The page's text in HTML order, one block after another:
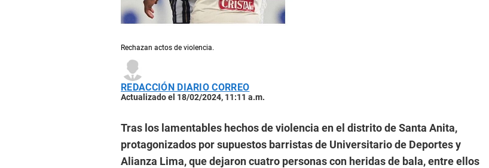
Rechazan actos de violencia.
REDACCIÓN DIARIO CORREO
Actualizado el 18/02/2024, 11:11 a.m.
Tras los lamentables hechos de violencia en el distrito de Santa Anita,
protagonizados por supuestos barristas de Universitario de Deportes y
Alianza Lima, que dejaron cuatro personas con heridas de bala, entre ellos